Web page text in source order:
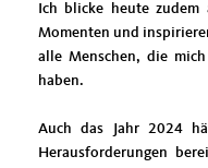
Ich blicke heute
Momenten und
alle Menschen, die
haben.
Auch das Jahr 2024
Herausforderungen